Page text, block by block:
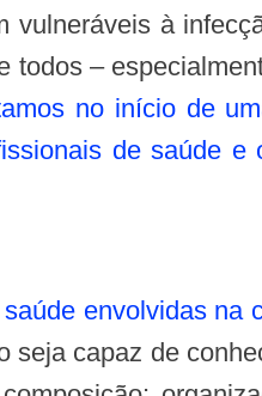
vulneráveis à
todos –
no início de
de saúde e
envolvidas na
seja capaz de